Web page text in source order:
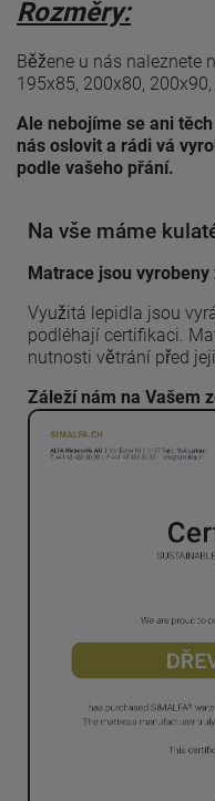
Rozměry:
Běžene u nás naleznete
195x85, 200x80,
Ale nebojíme se ani
nás oslovit a rádi vá
podle vašeho přání.
Na vše máme
Matrace jsou
Využitá lepidla jsou
podléhají certifikaci.
nutnosti větrání před
Záleží nám na Vašem